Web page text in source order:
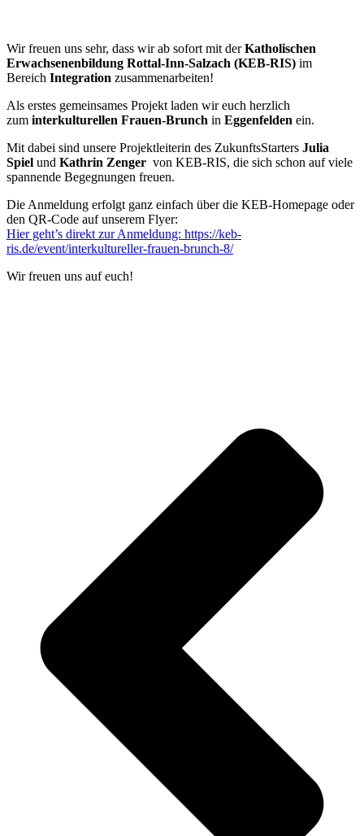
Wir freuen uns sehr, dass wir ab sofort mit derKatholischen
Erwachsenenbildung Rottal-Inn-Salzach (KEB-RIS) im
Bereich Integration zusammenarbeiten!
Als erstes gemeinsames Projekt laden wir euch herzlich
zum interkulturellen Frauen-Brunch in Eggenfelden ein.
Mit dabei sind unsere Projektleiterin des ZukunftsStarters Julia
Spiel und Kathrin Zenger von KEB-RIS, die sich schon auf viele
spannende Begegnungen freuen.
Die Anmeldung erfolgt ganz einfach über die KEB-Homepage oder
den QR-Code auf unserem Flyer:
Hier geht’s direkt zur Anmeldung: https://keb-
ris.de/event/interkultureller-frauen-brunch-8/
Wir freuen uns auf euch!